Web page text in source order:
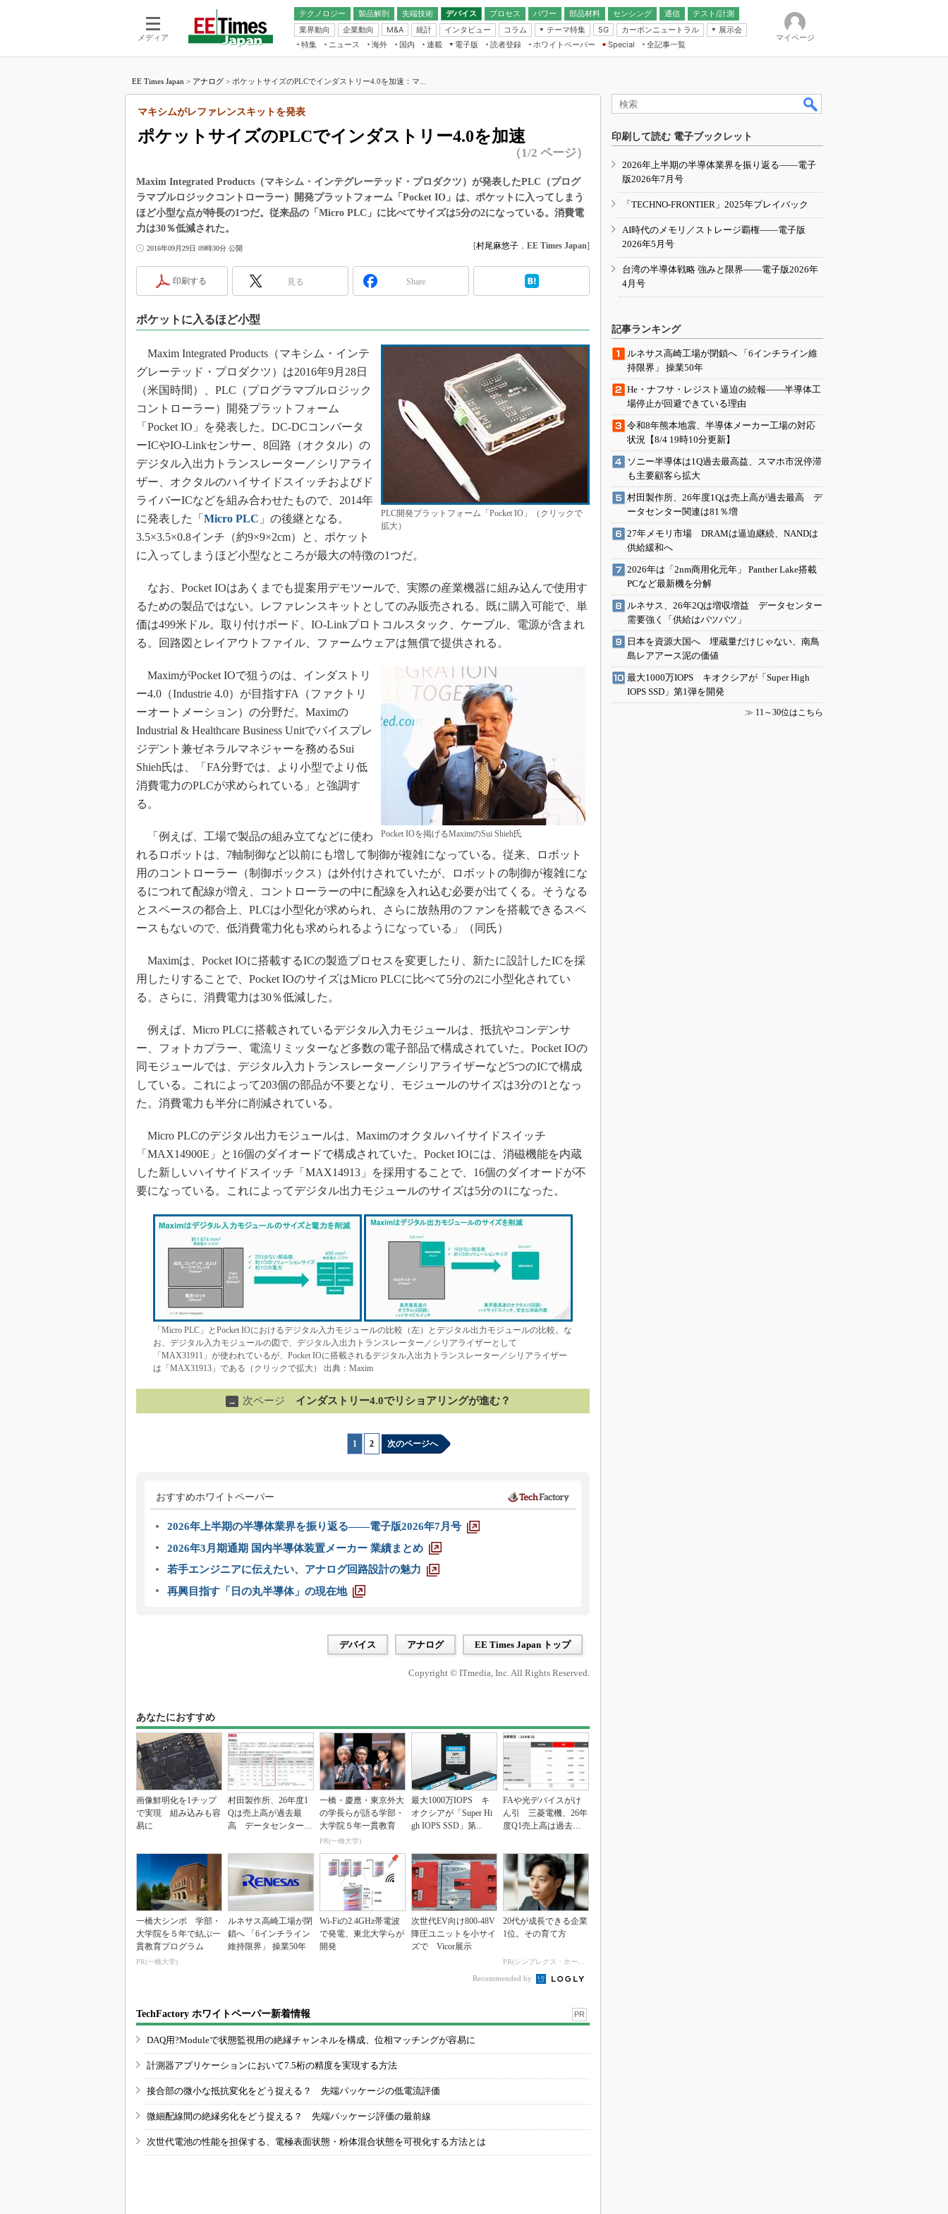
メディア
テクノロジー 製品解剖
先端技術
電池／エネルギー
デバイス
アナログ
マイコン
プロセス パワー 部品材料 センシング
通信
無線
テスト/計測
業界動向
企業動向 M&A 統計 インタビュー コラム
テーマ特集
フィジカルAI
読者調査（EE Times Research）
IoT
電源設計（EDN Japan）
5G カーボンニュートラル
展示会
IoT・エッジコンピューティング
EXPO
TECHNO-FRONTIER
人とくるま展
特集 ニュース 海外 国内
連載
福田昭のデバイス通信
湯之上隆のナノフォーカス
大山聡の業界スコープ
リタイア直前エンジニアの社会人大
学漂流記
世界を「数字」で回してみよう
この10年で起こったこと、次の10年
で起こること
“異端児エンジニア”が仕掛けた社内
改革、執念の180日
イノベーションは日本を救うのか
JASA発IoT通信
「英語に愛されないエンジニア」の
ための新行動論
電子版
電子ブックレット
読者登録 ホワイトペーパー
Special
全記事一覧
マイページ
EE Times Japan > アナログ > ポケットサイズのPLCでインダストリー4.0を加速：マ...
ポケットサイズのPLCでインダストリー4.0を加速
マキシムがレファレンスキットを発表
（1/2 ページ）
Maxim Integrated Products（マキシム・インテグレーテッド・プロダクツ）が発表したPLC（プログ
ラマブルロジックコントローラー）開発プラットフォーム「Pocket IO」は、ポケットに入ってしまう
ほど小型な点が特長の1つだ。従来品の「Micro PLC」に比べてサイズは5分の2になっている。消費電
力は30％低減された。
2016年09月29日 09時30分 公開 [村尾麻悠子 ， EE Times Japan]
印刷する 見る Share
ポケットに入るほど小型
PLC開発プラットフォーム「Pocket IO」（クリックで
拡大）
Maxim Integrated Products（マキシム・インテ
グレーテッド・プロダクツ）は2016年9月28日
（米国時間）、PLC（プログラマブルロジック
コントローラー）開発プラットフォーム
「Pocket IO」を発表した。DC-DCコンバータ
ーICやIO-Linkセンサー、8回路（オクタル）の
デジタル入出力トランスレーター／シリアライ
ザー、オクタルのハイサイドスイッチおよびド
ライバーICなどを組み合わせたもので、2014年
に発表した「 Micro PLC 」の後継となる。
3.5×3.5×0.8インチ（約9×9×2cm）と、ポケット
に入ってしまうほど小型なところが最大の特徴の1つだ。
なお、Pocket IOはあくまでも提案用デモツールで、実際の産業機器に組み込んで使用す
るための製品ではない。レファレンスキットとしてのみ販売される。既に購入可能で、単
価は499米ドル。取り付けボード、IO-Linkプロトコルスタック、ケーブル、電源が含まれ
る。回路図とレイアウトファイル、ファームウェアは無償で提供される。
Pocket IOを掲げるMaximのSui Shieh氏
MaximがPocket IOで狙うのは、インダストリ
ー4.0（Industrie 4.0）が目指すFA（ファクトリ
ーオートメーション）の分野だ。Maximの
Industrial & Healthcare Business Unitでバイスプレ
ジデント兼ゼネラルマネジャーを務めるSui
Shieh氏は、「FA分野では、より小型でより低
消費電力のPLCが求められている」と強調す
る。
「例えば、工場で製品の組み立てなどに使わ
れるロボットは、7軸制御など以前にも増して制御が複雑になっている。従来、ロボット
用のコントローラー（制御ボックス）は外付けされていたが、ロボットの制御が複雑にな
るにつれて配線が増え、コントローラーの中に配線を入れ込む必要が出てくる。そうなる
とスペースの都合上、PLCは小型化が求められ、さらに放熱用のファンを搭載できるスペ
ースもないので、低消費電力化も求められるようになっている」（同氏）
Maximは、Pocket IOに搭載するICの製造プロセスを変更したり、新たに設計したICを採
用したりすることで、Pocket IOのサイズはMicro PLCに比べて5分の2に小型化されてい
る。さらに、消費電力は30％低減した。
例えば、Micro PLCに搭載されているデジタル入力モジュールは、抵抗やコンデンサ
ー、フォトカプラー、電流リミッターなど多数の電子部品で構成されていた。Pocket IOの
同モジュールでは、デジタル入力トランスレーター／シリアライザーなど5つのICで構成
している。これによって203個の部品が不要となり、モジュールのサイズは3分の1となっ
た。消費電力も半分に削減されている。
Micro PLCのデジタル出力モジュールは、Maximのオクタルハイサイドスイッチ
「MAX14900E」と16個のダイオードで構成されていた。Pocket IOには、消磁機能を内蔵
した新しいハイサイドスイッチ「MAX14913」を採用することで、16個のダイオードが不
要になっている。これによってデジタル出力モジュールのサイズは5分の1になった。
「Micro PLC」とPocket IOにおけるデジタル入力モジュールの比較（左）とデジタル出力モジュールの比較。な
お、デジタル入力モジュールの図で、デジタル入出力トランスレーター／シリアライザーとして
「MAX31911」が使われているが、Pocket IOに搭載されるデジタル入出力トランスレーター／シリアライザー
は「MAX31913」である（クリックで拡大） 出典：Maxim
→ 次ページ インダストリー4.0でリショアリングが進む？
1 2 次のページへ
おすすめホワイトペーパー
2026年上半期の半導体業界を振り返る――電子版2026年7月号
2026年3月期通期 国内半導体装置メーカー 業績まとめ
若手エンジニアに伝えたい、アナログ回路設計の魅力
再興目指す「日の丸半導体」の現在地
デバイス アナログ EE Times Japan トップ
Copyright © ITmedia, Inc. All Rights Reserved.
あなたにおすすめ
画像鮮明化を1チップ
で実現 組み込みも容
易に
村田製作所、26年度1
Qは売上高が過去最
高 データセンター関
一橋・慶應・東京外大
の学長らが語る学部・
大学院５年一貫教育
PR(一橋大学)
最大1000万IOPS キ
オクシアが「Super Hi
gh IOPS SSD」第...
FAや光デバイスがけ
ん引 三菱電機、26年
度Q1売上高は過去最
一橋大シンポ 学部・
大学院を５年で結ぶ一
貫教育プログラム
PR(一橋大学)
ルネサス高崎工場が閉
鎖へ 「6インチライン
維持限界」 操業50年
Wi-Fiの2.4GHz帯電波
で発電、東北大学らが
開発
次世代EV向け800-48V
降圧ユニットを小サイ
ズで Vicor展示
20代が成長できる企業
1位。その育て方
PR(シンプレクス・ホールディングス)
Recommended by
TechFactory ホワイトペーパー新着情報 PR
DAQ用?Moduleで状態監視用の絶縁チャンネルを構成、位相マッチングが容易に
計測器アプリケーションにおいて7.5桁の精度を実現する方法
接合部の微小な抵抗変化をどう捉える？ 先端パッケージの低電流評価
微細配線間の絶縁劣化をどう捉える？ 先端パッケージ評価の最前線
次世代電池の性能を担保する、電極表面状態・粉体混合状態を可視化する方法とは
印刷して読む 電子ブックレット
2026年上半期の半導体業界を振り返る――電子
版2026年7月号
「TECHNO-FRONTIER」2025年プレイバック
AI時代のメモリ／ストレージ覇権――電子版
2026年5月号
台湾の半導体戦略 強みと限界――電子版2026年
4月号
記事ランキング
ルネサス高崎工場が閉鎖へ 「6インチライン維
持限界」 操業50年
He・ナフサ・レジスト逼迫の続報――半導体工
場停止が回避できている理由
令和8年熊本地震、半導体メーカー工場の対応
状況【8/4 19時10分更新】
ソニー半導体は1Q過去最高益、スマホ市況停滞
も主要顧客ら拡大
村田製作所、26年度1Qは売上高が過去最高 デ
ータセンター関連は81％増
27年メモリ市場 DRAMは逼迫継続、NANDは
供給緩和へ
2026年は「2nm商用化元年」 Panther Lake搭載
PCなど最新機を分解
ルネサス、26年2Qは増収増益 データセンター
需要強く「供給はパツパツ」
日本を資源大国へ 埋蔵量だけじゃない、南鳥
島レアアース泥の価値
最大1000万IOPS キオクシアが「Super High
IOPS SSD」第1弾を開発
≫ 11～30位はこちら